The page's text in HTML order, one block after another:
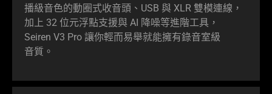
播級音色的動圈式收音頭、USB 與 XLR 雙模連線，
加上 32 位元浮點支援與 AI 降噪等進階工具，
Seiren V3 Pro 讓你輕而易舉就能擁有錄音室級
音質 。